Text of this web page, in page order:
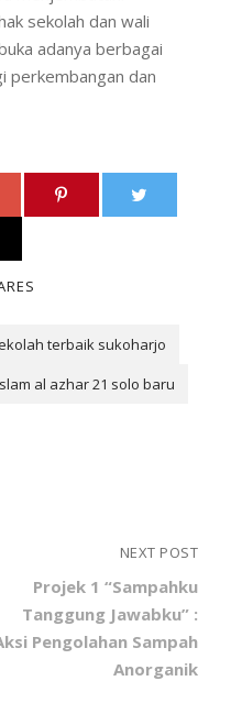
sekolah dan wali
adanya berbagai
perkembangan dan
terbaik sukoharjo
al azhar 21 solo baru
NEXT POST
Projek 1 “Sampahku
Tanggung Jawabku” :
Pengolahan Sampah
Anorganik